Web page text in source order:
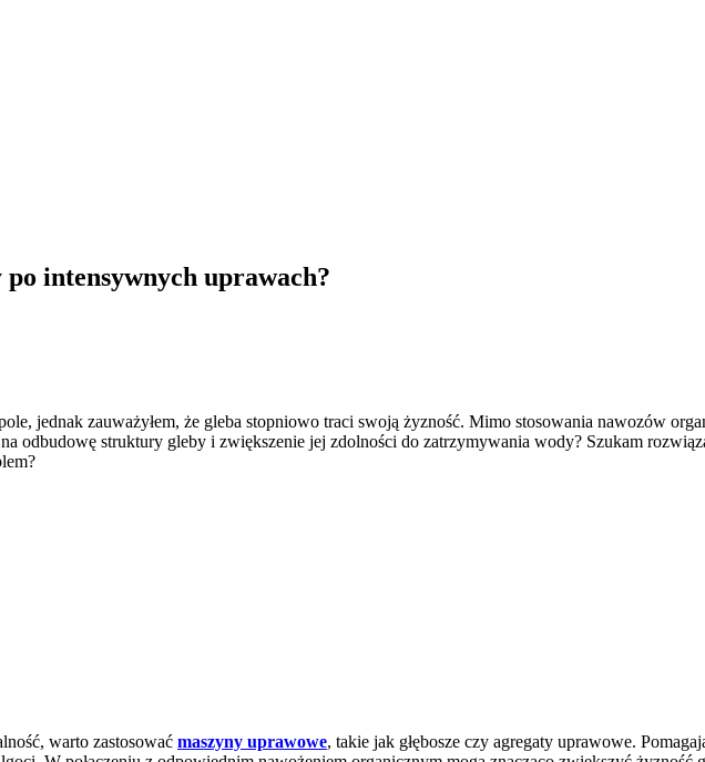
intensywnych uprawach?
jednak zauważyłem, że gleba stopniowo traci swoją żyzność. Mimo stosowania nawozów
odbudowę struktury gleby i zwiększenie jej zdolności do zatrzymywania wody? Szukam
warto zastosować maszyny uprawowe, takie jak głębosze czy agregaty uprawowe.